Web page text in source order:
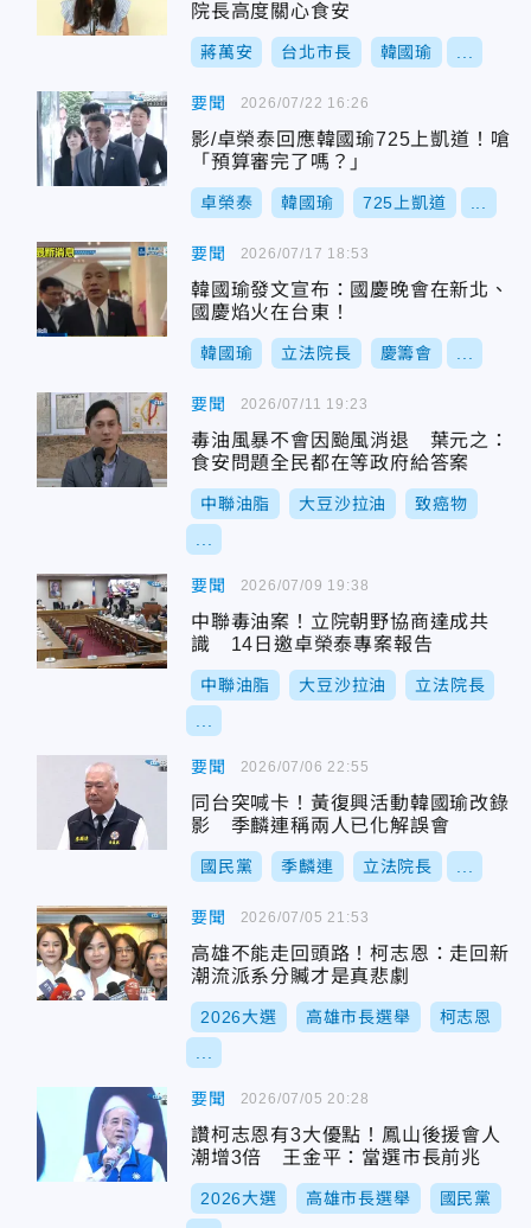
院長高度關心食安
蔣萬安 台北市長 韓國瑜
要聞
影/卓榮泰回應韓國瑜725上凱道！嗆
「預算審完了嗎？」
卓榮泰 韓國瑜 725上凱道
2026/07/22 16:26
要聞
韓國瑜發文宣布：國慶晚會在新北、
國慶焰火在台東！
韓國瑜 立法院長 慶籌會
2026/07/17 18:53
要聞
毒油風暴不會因颱風消退 葉元之：
食安問題全民都在等政府給答案
中聯油脂 大豆沙拉油 致癌物
2026/07/11 19:23
要聞
中聯毒油案！立院朝野協商達成共
識 14日邀卓榮泰專案報告
中聯油脂 大豆沙拉油 立法院長
2026/07/09 19:38
要聞
同台突喊卡！黃復興活動韓國瑜改錄
影 季麟連稱兩人已化解誤會
國民黨 季麟連 立法院長
2026/07/06 22:55
要聞
高雄不能走回頭路！柯志恩：走回新
潮流派系分贓才是真悲劇
2026大選 高雄市長選舉 柯志恩
2026/07/05 21:53
要聞
讚柯志恩有3大優點！鳳山後援會人
潮增3倍 王金平：當選市長前兆
2026大選 高雄市長選舉 國民黨
2026/07/05 20:28